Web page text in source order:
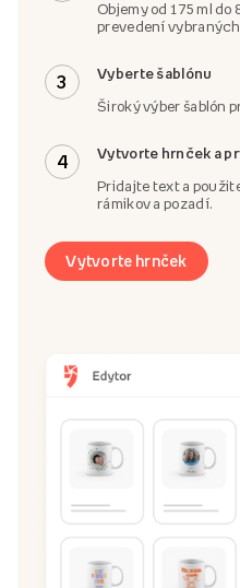
Objemy od 175 ml do
prevedení vybraných
3 Vyberte šablónu
Široký výber šablón
4 Vytvorte hrnček a
Pridajte text a
rámikov a pozadí.
Vytvorte hrnček